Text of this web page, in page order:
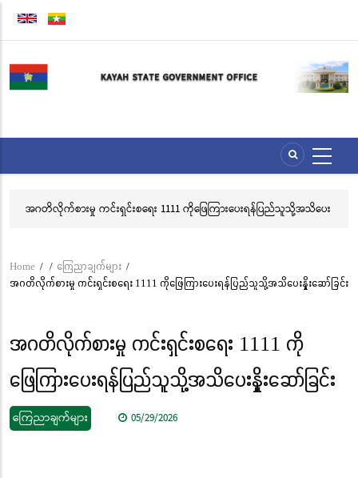
Skip
content
အဂတိလိုက်စားမှု ကင်းရှင်းစရေး 1111 ကိုဖြေကြားပေးရန်ပြည်သူသို့အသိပေး
Breadcrumb
Home / / ကြေညာချက်များ /
အဂတိလိုက်စားမှု ကင်းရှင်းစရေး 1111 ကိုဖြေကြားပေးရန်ပြည်သူသို့အသိပေးနှိုးဆော်ခြင်း
အဂတိလိုက်စားမှု ကင်းရှင်းစရေး 1111 ကို
ဖြေကြားပေးရန်ပြည်သူသို့အသိပေးနှိုးဆော်ခြင်း
ကြေညာချက်များ 05/29/2026